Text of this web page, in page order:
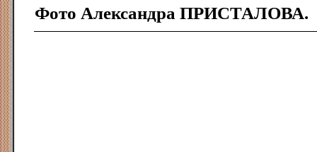
Фото Александpа ПРИСТАЛОВА.